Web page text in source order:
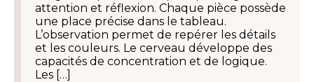
attention et réflexion. Chaque pièce possède
une place précise dans le tableau.
L’observation permet de repérer les détails
et les couleurs. Le cerveau développe des
capacités de concentration et de logique.
Les […]